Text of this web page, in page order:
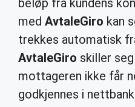
beløp fra kundens
medAvtaleGiro kan
trekkes automatisk
AvtaleGiro skiller
mottageren ikke får
godkjennes i